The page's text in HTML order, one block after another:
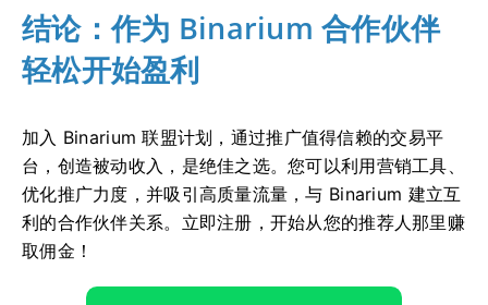
结论：作为 Binarium 合作伙伴
轻松开始盈利
加入 Binarium 联盟计划，通过推广值得信赖的交易平
台，创造被动收入，是绝佳之选。您可以利用营销工具、
优化推广力度，并吸引高质量流量，与 Binarium 建立互
利的合作伙伴关系。立即注册，开始从您的推荐人那里赚
取佣金！